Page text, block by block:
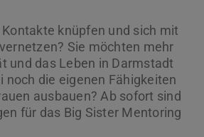
knüpfen und sich mit
Sie möchten mehr
und das Leben in Darmstadt
noch die eigenen Fähigkeiten
ausbauen? Ab sofort sind
für das Big Sister Mentoring